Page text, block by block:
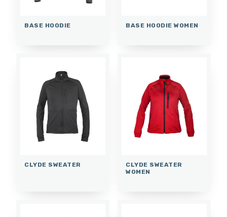
BASE HOODIE BASE HOODIE WOMEN
CLYDE SWEATER
CLYDE SWEATER
WOMEN